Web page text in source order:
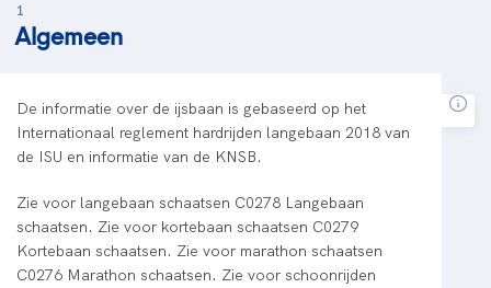
1
Algemeen
De informatie over de ijsbaan is gebaseerd op het
Internationaal reglement hardrijden langebaan 2018 van
de ISU en informatie van de KNSB.
Zie voor langebaan schaatsen C0278 Langebaan
schaatsen. Zie voor kortebaan schaatsen C0279
Kortebaan schaatsen. Zie voor marathon schaatsen
C0276 Marathon schaatsen. Zie voor schoonrijden